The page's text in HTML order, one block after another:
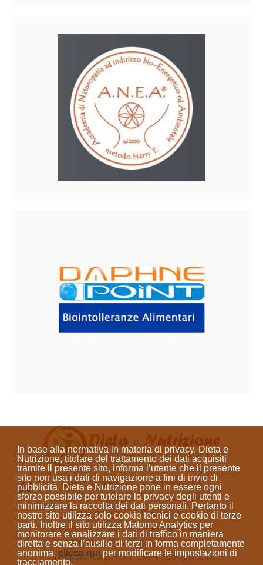
In base alla normativa in materia di privacy, Dieta e
Nutrizione, titolare del trattamento dei dati acquisiti
tramite il presente sito, informa l’utente che il presente
sito non usa i dati di navigazione a fini di invio di
pubblicità. Dieta e Nutrizione pone in essere ogni
sforzo possibile per tutelare la privacy degli utenti e
minimizzare la raccolta dei dati personali. Pertanto il
nostro sito utilizza solo cookie tecnici e cookie di terze
parti. Inoltre il sito utilizza Matomo Analytics per
monitorare e analizzare i dati di traffico in maniera
diretta e senza l’ausilio di terzi in forma completamente
anonima, clicca quiper modificare le impostazioni di
tracciamento.
Come Naturopata, le pratiche che
svolgo non sono prestazioni sanitarie e
non si prefiggono la diagnosi di
patologie specifiche, né la prescrizione
di farmaci o l'elaborazione di diete
mediche. La parola “dieta” (dal greco =